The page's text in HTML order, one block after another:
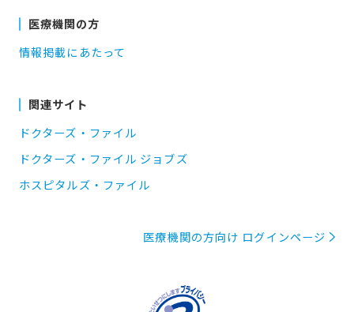
医療機関の方
情報掲載にあたって
関連サイト
ドクターズ・ファイル
ドクターズ・ファイル ジョブズ
ホスピタルズ・ファイル
医療機関の方向け ログインページ